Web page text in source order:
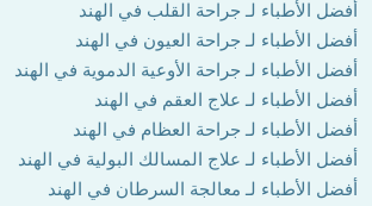
أفضل الأطباء لـ جراحة القلب في الهند
أفضل الأطباء لـ جراحة العيون في الهند
أفضل الأطباء لـ جراحة الأوعية الدموية في الهند
أفضل الأطباء لـ علاج العقم في الهند
أفضل الأطباء لـ جراحة العظام في الهند
أفضل الأطباء لـ علاج المسالك البولية في الهند
أفضل الأطباء لـ معالجة السرطان في الهند